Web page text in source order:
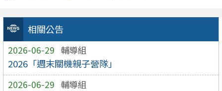
相關公告
2026-06-29 輔導組
2026「週末關機親子營隊」
2026-06-29 輔導組